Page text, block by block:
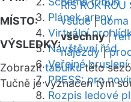
Plánek areny
Virtuální
Návštěvní řád
Veřejné bruslení
PRESS: pro
Rozpis ledové
RIS ROK ROU
MÍSTO:
všude|doma
VÝSLEDKY:
všechny|
nájezdy|
Zobrazittabulkutéto
Tučně je vyznačen tým